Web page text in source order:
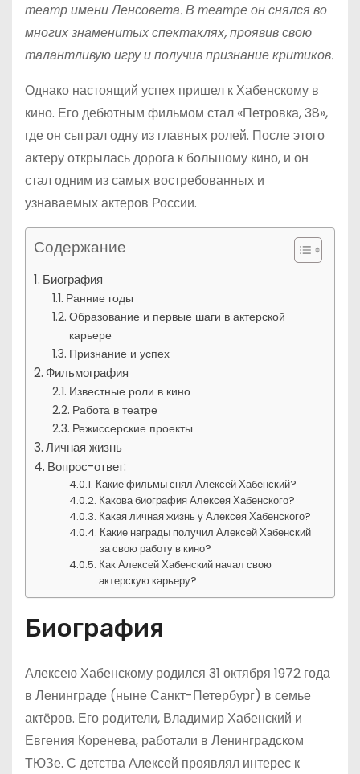
театр имени Ленсовета. В театре он снялся во
многих знаменитых спектаклях, проявив свою
талантливую игру и получив признание критиков.
Однако настоящий успех пришел к Хабенскому в
кино. Его дебютным фильмом стал «Петровка, 38»,
где он сыграл одну из главных ролей. После этого
актеру открылась дорога к большому кино, и он
стал одним из самых востребованных и
узнаваемых актеров России.
Содержание
Биография
Ранние годы
Образование и первые шаги в актерской
карьере
Признание и успех
Фильмография
Известные роли в кино
Работа в театре
Режиссерские проекты
Личная жизнь
Вопрос-ответ:
Какие фильмы снял Алексей Хабенский?
Какова биография Алексея Хабенского?
Какая личная жизнь у Алексея Хабенского?
Какие награды получил Алексей Хабенский
за свою работу в кино?
Как Алексей Хабенский начал свою
актерскую карьеру?
Биография
Алексею Хабенскому родился 31 октября 1972 года
в Ленинграде (ныне Санкт-Петербург) в семье
актёров. Его родители, Владимир Хабенский и
Евгения Коренева, работали в Ленинградском
ТЮЗе. С детства Алексей проявлял интерес к